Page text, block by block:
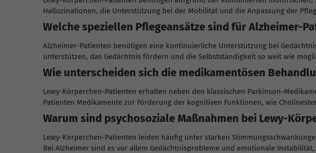
Halluzinationen, die Unterstützung bei der Mobilität und die Anpassung der
Welche speziellen Pflegeansätze sind für Alzheimer-
Alzheimer-Patienten benötigen eine kontinuierliche Unterstützung bei
unterstützen, das Gedächtnis fördern und die Selbstständigkeit so weit wie
Wie unterscheiden sich die medikamentösen
Lewy-Körperchen-Patienten erhalten neben den klassischen Parkinson-
Patienten Medikamente zur Förderung der kognitiven Funktionen, wie
Warum sind psychosoziale Maßnahmen bei Lewy-
Lewy-Körperchen-Patienten leiden häufig unter starken
Bei Alzheimer sind es vor allem Gedächtnisprobleme und emotionale